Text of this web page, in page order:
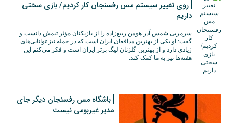
روی تغییر سیستم مس رفسنجان کار کردیم/ بازی سختی
داریم
سرمربی شمس آذر هومن ربیع‌زاده را از بازیکنان مؤثر تیمش دانست و
گفت: او یکی از بهترین مدافعان ایران است که در حمله نیز توانایی‌های
زیادی دارد و از بهترین گلزنان لیگ برتر ایران است و فکر می‌کنم این
هفته‌ها نیز به ما کمک کند.
باشگاه مس رفسنجان دیگر جای
مدیر غیربومی نیست